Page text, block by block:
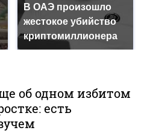
В ОАЭ произошло
жестокое убийство
криптомиллионера
об одном избитом
есть